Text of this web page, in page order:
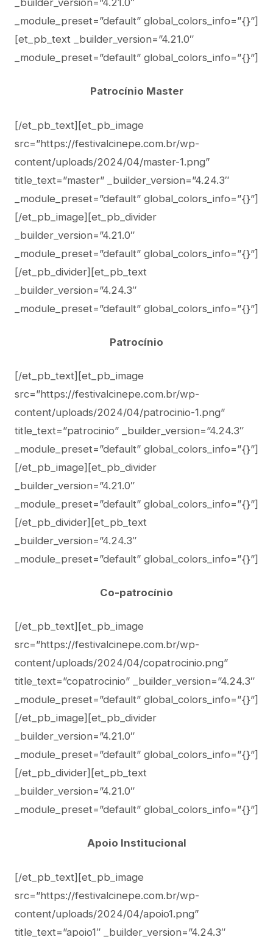
_builder_version=”4.21.0″
_module_preset=”default” global_colors_info=”{}”]
[et_pb_text _builder_version=”4.21.0″
_module_preset=”default” global_colors_info=”{}”]
Patrocínio Master
[/et_pb_text][et_pb_image
src=”https://festivalcinepe.com.br/wp-
content/uploads/2024/04/master-1.png”
title_text=”master” _builder_version=”4.24.3″
_module_preset=”default” global_colors_info=”{}”]
[/et_pb_image][et_pb_divider
_builder_version=”4.21.0″
_module_preset=”default” global_colors_info=”{}”]
[/et_pb_divider][et_pb_text
_builder_version=”4.24.3″
_module_preset=”default” global_colors_info=”{}”]
Patrocínio
[/et_pb_text][et_pb_image
src=”https://festivalcinepe.com.br/wp-
content/uploads/2024/04/patrocinio-1.png”
title_text=”patrocinio” _builder_version=”4.24.3″
_module_preset=”default” global_colors_info=”{}”]
[/et_pb_image][et_pb_divider
_builder_version=”4.21.0″
_module_preset=”default” global_colors_info=”{}”]
[/et_pb_divider][et_pb_text
_builder_version=”4.24.3″
_module_preset=”default” global_colors_info=”{}”]
Co-patrocínio
[/et_pb_text][et_pb_image
src=”https://festivalcinepe.com.br/wp-
content/uploads/2024/04/copatrocinio.png”
title_text=”copatrocinio” _builder_version=”4.24.3″
_module_preset=”default” global_colors_info=”{}”]
[/et_pb_image][et_pb_divider
_builder_version=”4.21.0″
_module_preset=”default” global_colors_info=”{}”]
[/et_pb_divider][et_pb_text
_builder_version=”4.21.0″
_module_preset=”default” global_colors_info=”{}”]
Apoio Institucional
[/et_pb_text][et_pb_image
src=”https://festivalcinepe.com.br/wp-
content/uploads/2024/04/apoio1.png”
title_text=”apoio1″ _builder_version=”4.24.3″